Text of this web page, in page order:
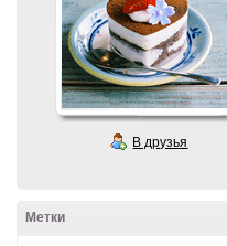
В друзья
Метки